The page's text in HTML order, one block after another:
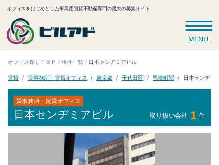
オフィスをはじめとした事業用賃貸不動産専門の最大の募集サイト
MENU
オフィス探しＴＯＰ 物件一覧 日本センヂミアビル
賃貸 貸事務所・賃貸オフィス 東京都 千代田区 馬喰町駅 日本センヂミ
貸事務所・賃貸オフィス
日本センヂミアビル 取り扱い会社 1 件